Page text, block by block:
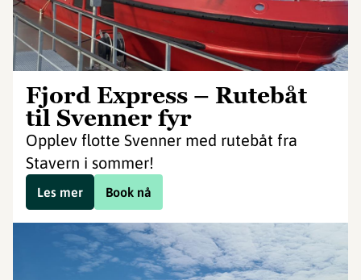
Fjord Express – Rutebåt
til Svenner fyr
Opplev flotte Svenner med rutebåt fra
Stavern i sommer!
Book nå
Les mer